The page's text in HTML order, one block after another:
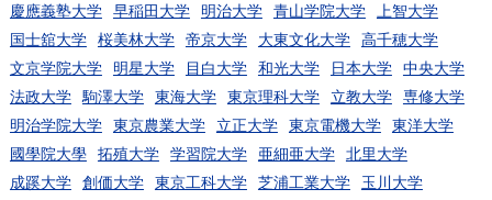
慶應義塾大学 早稲田大学 明治大学 青山学院大学
上智大学
国士舘大学
桜美林大学 帝京大学 大東文化大学
高千穂大学
文京学院大学
明星大学 目白大学 和光大学 日本大学
中央大学
法政大学
駒澤大学 東海大学 東京理科大学 立教大学
専修大学
明治学院大学
東京農業大学 立正大学 東京電機大学
東洋大学
國學院大學
拓殖大学 学習院大学 亜細亜大学
北里大学
成蹊大学
創価大学 東京工科大学 芝浦工業大学
玉川大学